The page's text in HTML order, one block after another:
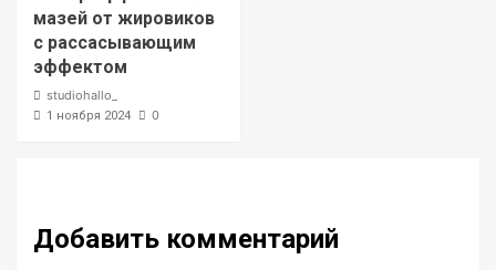
мазей от жировиков
с рассасывающим
эффектом
studiohallo_
1 ноября 2024 0
Добавить комментарий